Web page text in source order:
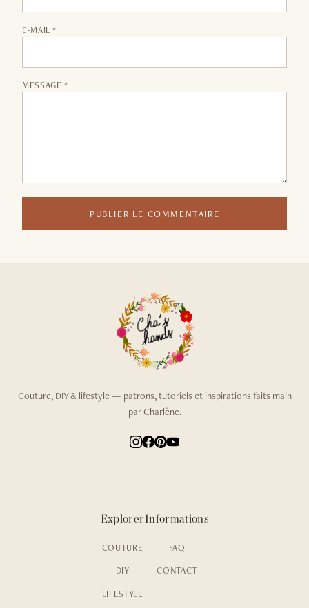
E-MAIL *
MESSAGE *
PUBLIER LE COMMENTAIRE
Couture, DIY & lifestyle — patrons, tutoriels et inspirations faits main
par Charlène.
Explorer
COUTURE
DIY
LIFESTYLE
Informations
FAQ
CONTACT